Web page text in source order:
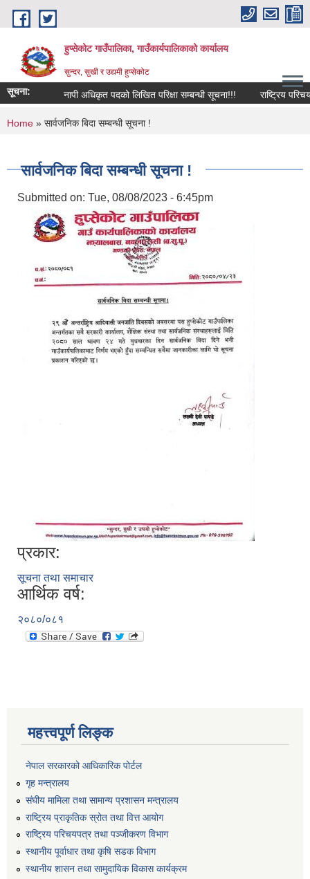
Skip to main content
हुप्सेकोट गाउँपालिका, गाउँकार्यपालिकाको कार्यालय
सुन्दर, सुखी र उद्यमी हुप्सेकोट
सूचना: नापी अधिकृत पदको लिखित परिक्षा सम्बन्धी सूचना!!! राष्‍ट्रिय
You are here
Home » सार्वजनिक बिदा सम्बन्धी सूचना !
सार्वजनिक बिदा सम्बन्धी सूचना !
Submitted on: Tue, 08/08/2023 - 6:45pm
प्रकार:
सूचना तथा समाचार
आर्थिक वर्ष:
२०८०/०८१
महत्त्वपूर्ण लिङ्क
नेपाल सरकारको आधिकारिक पोर्टल
गृह मन्त्रालय
संघीय मामिला तथा सामान्य प्रशासन मन्त्रालय
राष्ट्रिय प्राकृतिक स्रोत तथा वित्त आयोग
राष्ट्रिय परिचयपत्र तथा पञ्जीकरण विभाग
स्थानीय पूर्वाधार तथा कृषि सडक विभाग
स्थानीय शासन तथा सामुदायिक विकास कार्यक्रम